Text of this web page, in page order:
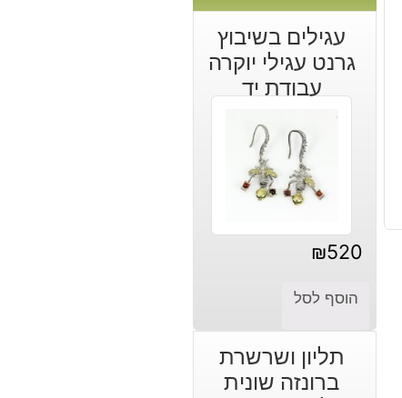
עגילים בשיבוץ
גרנט עגילי יוקרה
עבודת יד
₪520
הוסף לסל
תליון ושרשרת
ברונזה שונית